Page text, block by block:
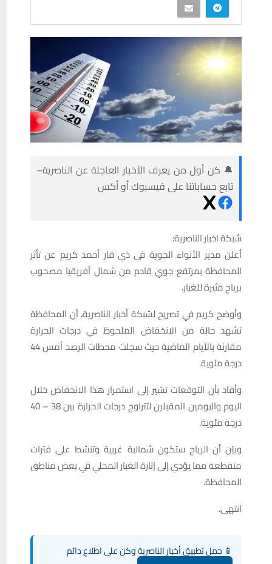
🔔 كن أول من يعرف الأخبار العاجلة عن الناصرية–
تابع حساباتنا على فيسبوك أو أكس
شبكة اخبار الناصرية:
أعلن مدير الأنواء الجوية في ذي قار أحمد كريم عن تأثر
المحافظة بمرتفع جوي قادم من شمال أفريقيا مصحوب
برياح مثيرة للغبار.
وأوضح كريم في تصريح لشبكة أخبار الناصرية، أن المحافظة
تشهد حالة من الانخفاض الملحوظ في درجات الحرارة
مقارنة بالأيام الماضية حيث سجلت محطات الرصد أمس 44
درجة مئوية.
وأفاد بأن التوقعات تشير إلى استمرار هذا الانخفاض خلال
اليوم واليومين المقبلين لتتراوح درجات الحرارة بين 38 – 40
درجة مئوية.
وبيّن أن الرياح ستكون شمالية غربية وتنشط على فترات
متقطعة مما يؤدي إلى إثارة الغبار المحلي في بعض مناطق
المحافظة.
انتهى.
📱 حمل تطبيق أخبار الناصرية وكن على اطلاع دائم